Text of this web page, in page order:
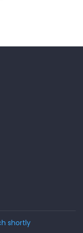
shortly